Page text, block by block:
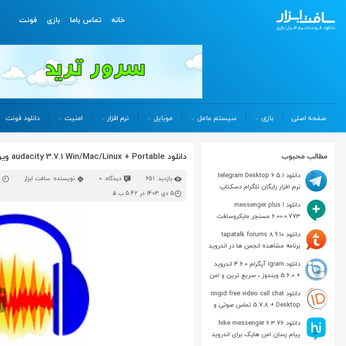
خانه تماس باما بازی فونت
صفحه اصلی بازی سیستم عامل موبایل نرم افزار امنیت دانلود فونت
مطالب محبوب
دانلود telegram Desktop 6.5.1
نرم افزار رایگان تلگرام دسکتاپ
دانلود messenger plus !
6.00.0.773 مسنجر مایکروسافت
دانلود tapatalk forums 8.9.10
برنامه مشاهده انجمن ها در اندروید
دانلود igram آیگرام 4.6.0 اندروید
+ 5.6.0 ویندوز ، سریع ترین و امن
ترین نسخه تلگرام
دانلود ringid free video call chat
5.7.8 + Desktop تماس صوتی و
تصویری در اندروید
دانلود hike messenger 6.3.76
پیام‌ رسان‌ امن هایک برای اندروید
دانلود audacity 3.7.1 Win/Mac/Linux + Portable ویرایش حرفه ای فایل صوتی
بازدید: 651 دیدگاه: 0 نویسنده: سافت ابزار
5 دی 1403 در 5:42 ب.ظ